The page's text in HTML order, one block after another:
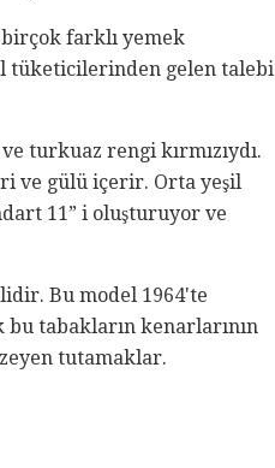
farklı yemek
tüketicilerinden gelen talebi
turkuaz rengi kırmızıydı.
ve gülü içerir. Orta yeşil
11” i oluşturuyor ve
Bu model 1964'te
bu tabakların kenarlarının
tutamaklar.